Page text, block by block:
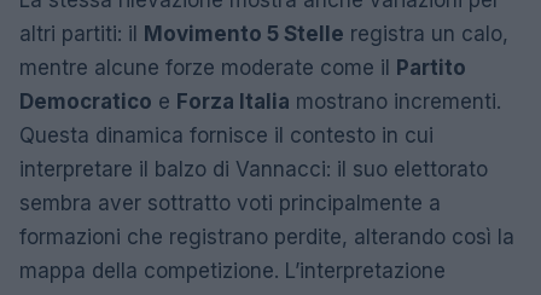
altri partiti: il
Movimento 5 Stelle registra un calo,
mentre alcune forze moderate come il
Partito
Democratico e Forza Italia mostrano incrementi.
Questa dinamica fornisce il contesto in cui
interpretare il balzo di Vannacci: il suo elettorato
sembra aver sottratto voti principalmente a
formazioni che registrano perdite, alterando così la
mappa della competizione. L’interpretazione